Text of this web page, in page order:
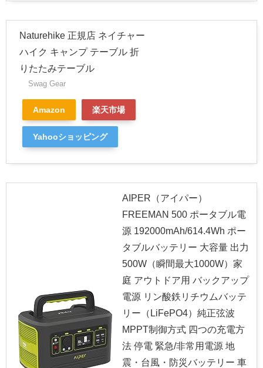
Naturehike 正規店 ネイチャー
ハイク キャンプ テーブル 折
りたたみテーブル
Swag Gear
Amazon 楽天市場
Yahooショッピング
AIPER（アイパー）
FREEMAN 500 ポータブル電
源 192000mAh/614.4Wh ポー
タブルバッテリー 大容量 出力
500W（瞬間最大1000W）家
庭 アウトドア用 バックアップ
電源 リン酸鉄リチウムバッテ
リー（LiFePO4）純正弦波
MPPT制御方式 四つの充電方
法 停電 緊急/非常用電源 地
震・台風・防災バッテリー 車